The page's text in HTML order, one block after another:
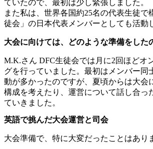
ていたので、最初は少し緊張しました。
また私は、世界各国約25名の代表生徒で
徒会」の日本代表メンバーとしても活動
大会に向けては、どのような準備をした
M.K.さん DFC生徒会では月に2回ほどオ
グを行っていました。最初はメンバー同
動が多かったのですが、夏頃からは大会
構成を考えたり、運営について話し合っ
ていきました。
英語で挑んだ大会運営と司会
大会準備で、特に大変だったことはあり